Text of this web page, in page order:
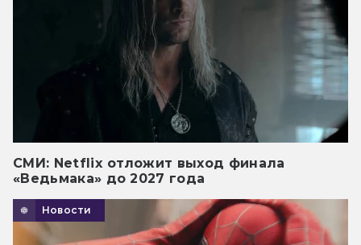
СМИ: Netflix отложит выход финала
«Ведьмака» до 2027 года
Новости